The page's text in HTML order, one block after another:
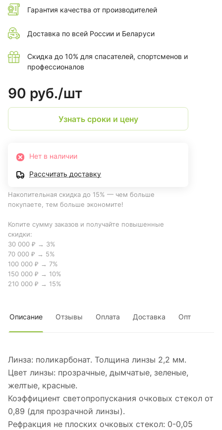
Гарантия качества от производителей
Доставка по всей России и Беларуси
Скидка до 10% для спасателей, спортсменов и
профессионалов
90 руб./шт
Узнать сроки и цену
Нет в наличии
Рассчитать доставку
Накопительная скидка до 15% — чем больше
покупаете, тем больше экономите!
Копите сумму заказов и получайте повышенные
скидки:
30 000 ₽ → 3%
70 000 ₽ → 5%
100 000 ₽ → 7%
150 000 ₽ → 10%
210 000 ₽ → 15%
Описание Отзывы Оплата Доставка Опт
Линза: поликарбонат. Толщина линзы 2,2 мм.
Цвет линзы: прозрачные, дымчатые, зеленые,
желтые, красные.
Коэффициент светопропускания очковых стекол от
0,89 (для прозрачной линзы).
Рефракция не плоских очковых стекол: 0-0,05